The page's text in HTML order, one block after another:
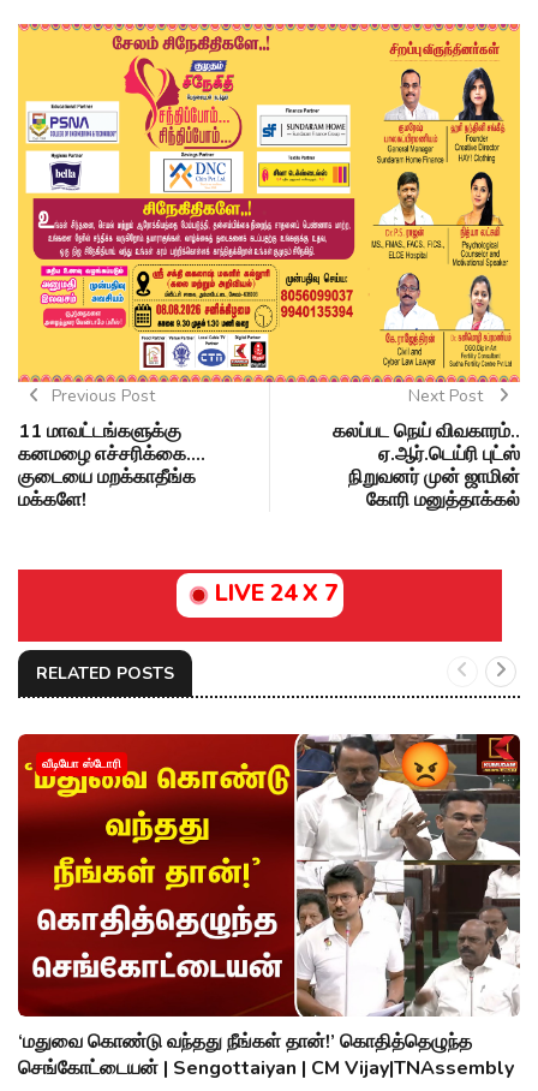
Previous Post
11 மாவட்டங்களுக்கு
கனமழை எச்சரிக்கை....
குடையை மறக்காதீங்க
மக்களே!
Next Post
கலப்பட நெய் விவகாரம்..
ஏ.ஆர்.டெய்ரி புட்ஸ்
நிறுவனர் முன் ஜாமின்
கோரி மனுத்தாக்கல்
LIVE 24 X 7
RELATED POSTS
வீடியோ ஸ்டோரி
‘மதுவை கொண்டு வந்தது நீங்கள் தான்!’ கொதித்தெழுந்த
செங்கோட்டையன் | Sengottaiyan | CM Vijay|TNAssembly